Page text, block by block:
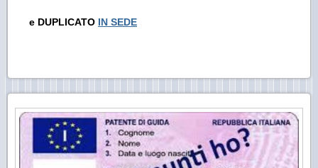
e DUPLICATO IN SEDE